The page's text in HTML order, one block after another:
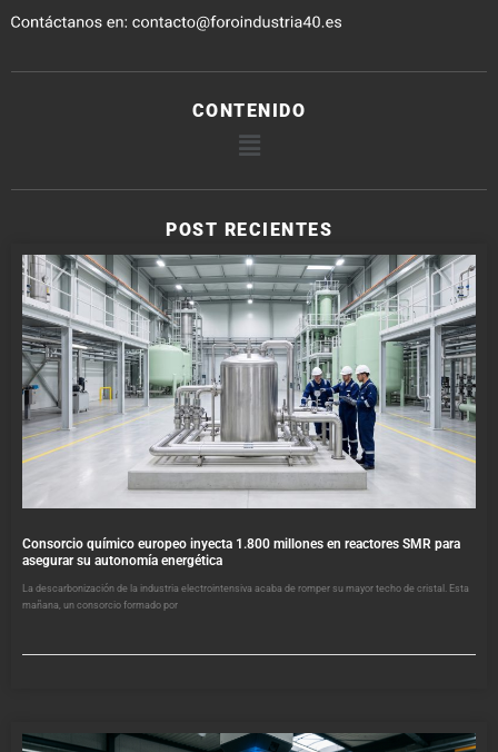
CONTENIDO
POST RECIENTES
Consorcio químico europeo inyecta 1.800 millones en reactores SMR para
asegurar su autonomía energética
La descarbonización de la industria electrointensiva acaba de romper su mayor techo de cristal. Esta
mañana, un consorcio formado por